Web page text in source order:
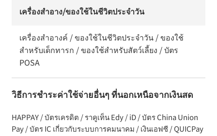
เครื่องสำอาง/ของใช้ในชีวิตประจำวัน
เครื่องสำอางค์ / ของใช้ในชีวิตประจำวัน / ของใช้
สำหรับเด็กทารก / ของใช้สำหรับสัตว์เลี้ยง / บัตร
POSA
วิธีการชำระค่าใช้จ่ายอื่นๆ ที่นอกเหนือจากเงินสด
HAPPAY / บัตรเครดิต / ราคูเท็น Edy / iD / บัตร China Union
Pay / บัตร IC เกี่ยวกับระบบการคมนาคม / เงินเอฟซี / QUICPay